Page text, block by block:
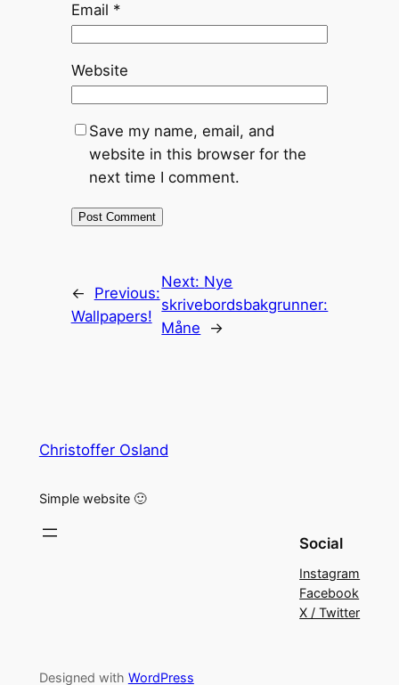
Email *
Website
Save my name, email, and
website in this browser for the
next time I comment.
←
Previous:
Wallpapers!
Next: Nye
skrivebordsbakgrunner:
Måne
→
Christoffer Osland
Simple website 🙂
Social
Instagram
Facebook
X / Twitter
Designed with WordPress